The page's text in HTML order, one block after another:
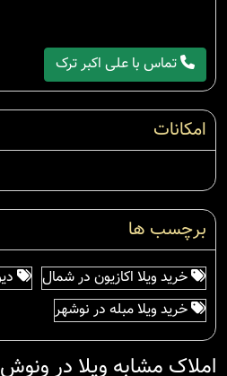
تماس با علی اکبر ترک
امکانات
برچسب ها
خرید ویلا اکازیون در شمال
خرید ویلا مبله در نوشهر
املاک مشابه ویلا در ونوش